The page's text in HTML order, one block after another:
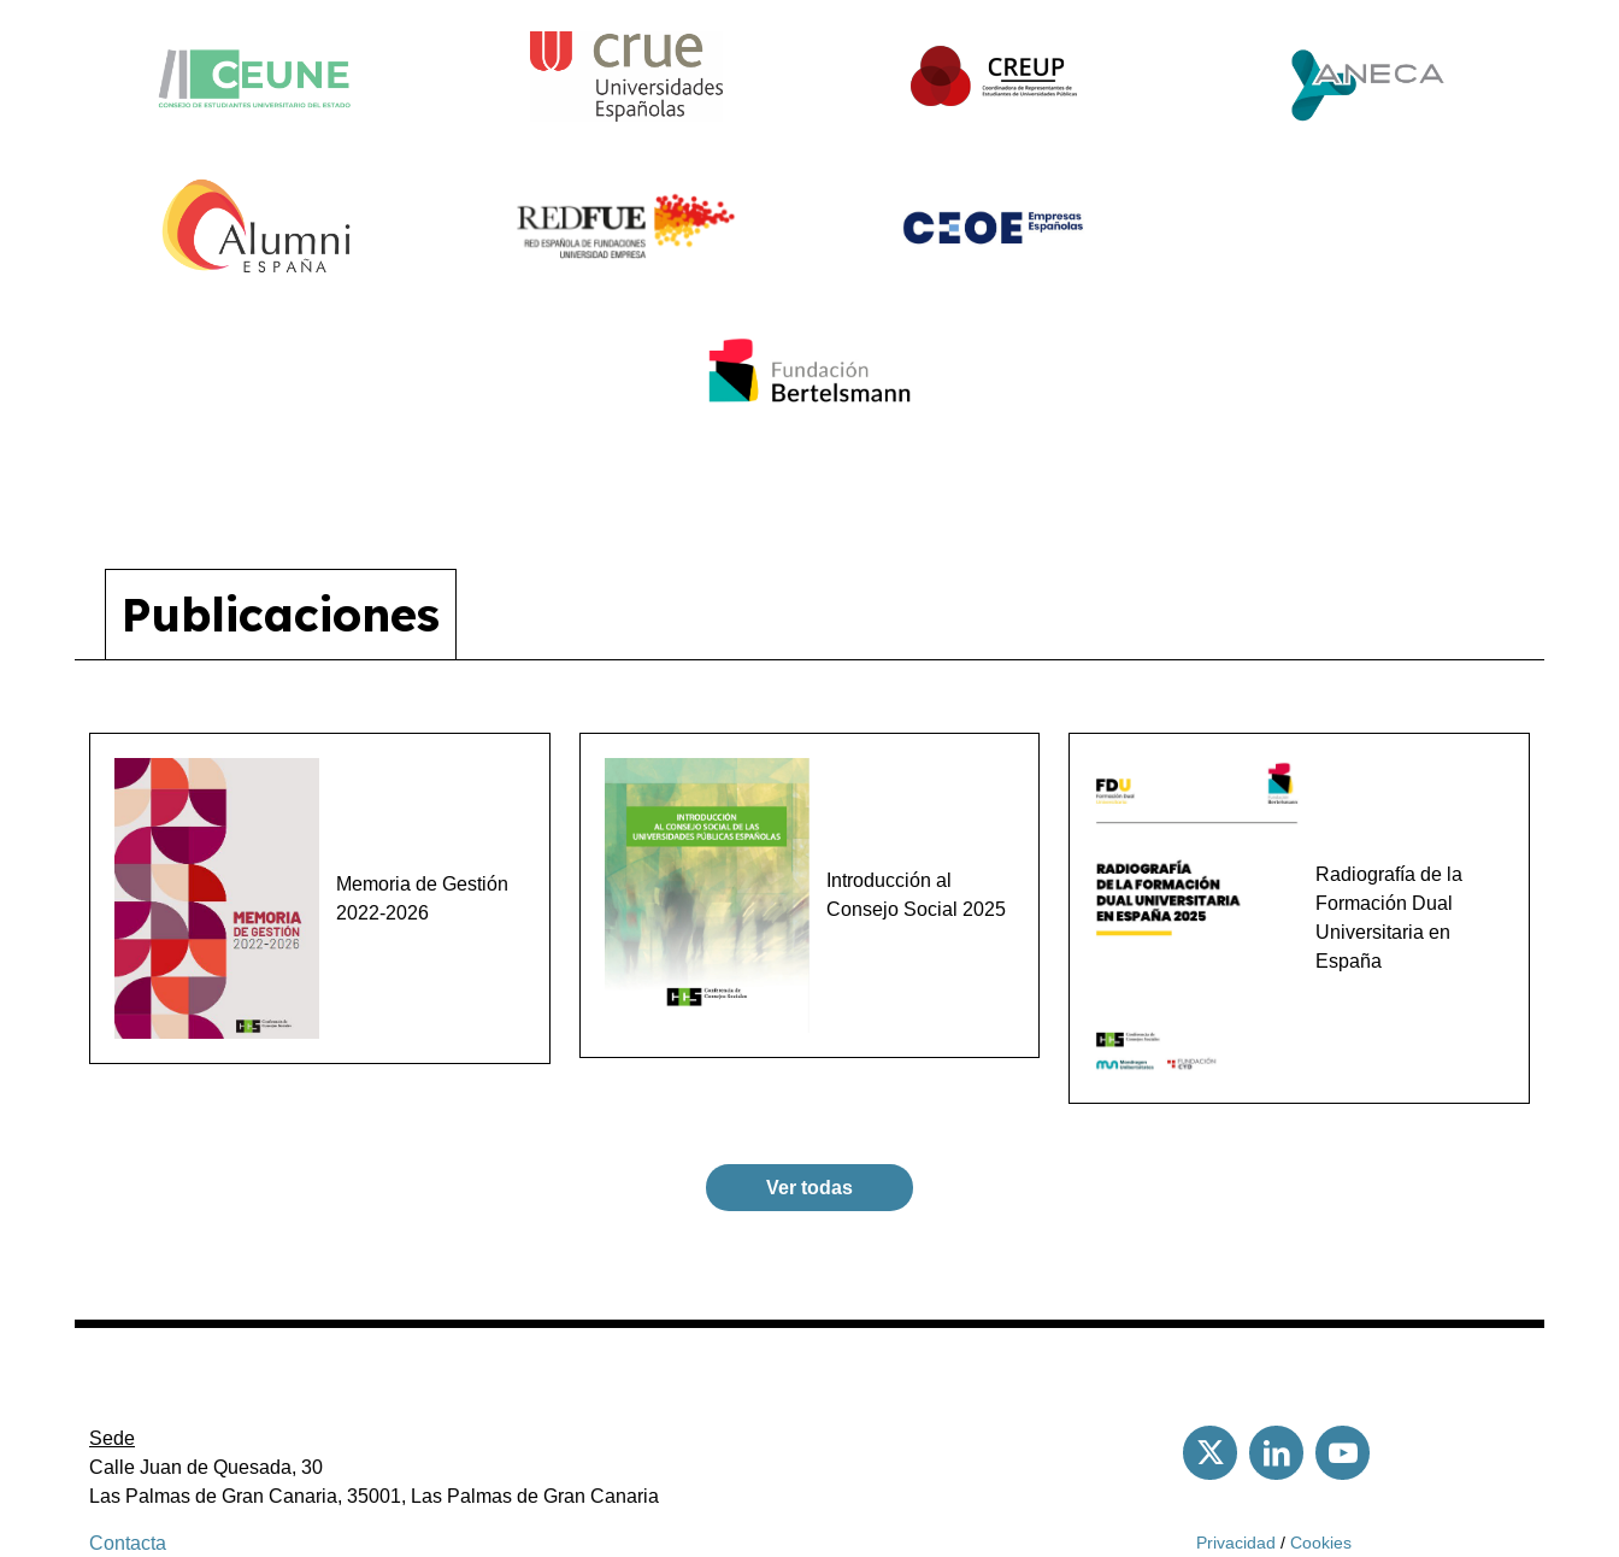
Publicaciones
Memoria de Gestión
2022-2026
Introducción al
Consejo Social 2025
Radiografía de la
Formación Dual
Universitaria en
España
Ver todas
Sede
Calle Juan de Quesada, 30
Las Palmas de Gran Canaria, 35001, Las Palmas de Gran Canaria
Contacta Privacidad / Cookies